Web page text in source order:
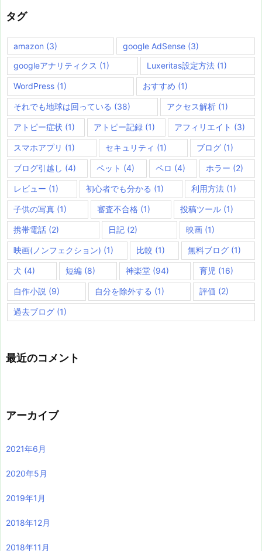
ー
タグ
amazon (3) google AdSense(3)
googleアナリティクス (1) Luxeritas設定方法(1)
WordPress (1) おすすめ (1)
それでも地球は回っている (38) アクセス解析(1)
アトピー症状 (1) アトピー記録 (1) アフィリエイト (3)
スマホアプリ (1) セキュリティ (1) ブログ (1)
ブログ引越し (4) ペット (4) ペロ (4) ホラー (2)
レビュー (1) 初心者でも分かる (1) 利用方法 (1)
子供の写真 (1) 審査不合格(1) 投稿ツール (1)
携帯電話 (2) 日記(2) 映画 (1)
映画(ノンフェクション) (1) 比較 (1) 無料ブログ (1)
犬 (4) 短編 (8) 神楽堂 (94) 育児 (16)
自作小説 (9) 自分を除外する (1) 評価 (2)
過去ブログ (1)
最近のコメント
アーカイブ
2021年6月
2020年5月
2019年1月
2018年12月
2018年11月